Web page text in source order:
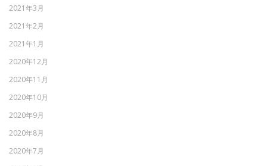
2021年3月
2021年2月
2021年1月
2020年12月
2020年11月
2020年10月
2020年9月
2020年8月
2020年7月